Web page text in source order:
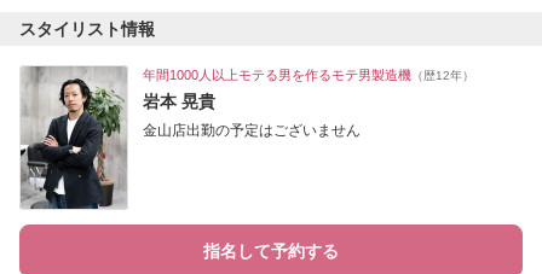
スタイリスト情報
年間1000人以上モテる男を作るモテ男製造機 （歴12年）
岩本 晃貴
金山店出勤の予定はございません
指名して予約する